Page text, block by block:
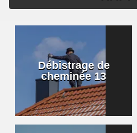
Débistrage de
cheminée 13